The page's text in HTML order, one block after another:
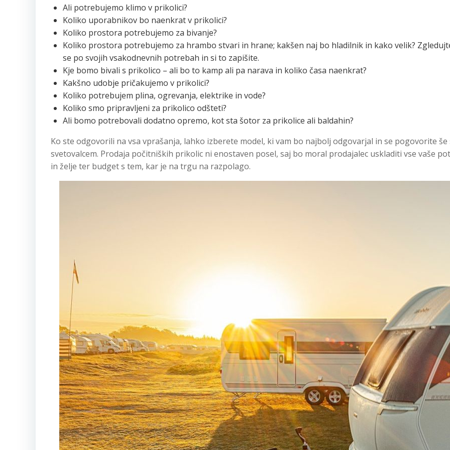
Ali potrebujemo klimo v prikolici?
Koliko uporabnikov bo naenkrat v prikolici?
Koliko prostora potrebujemo za bivanje?
Koliko prostora potrebujemo za hrambo stvari in hrane; kakšen naj bo hladilnik in kako velik?
se po svojih vsakodnevnih potrebah in si to zapišite.
Kje bomo bivali s prikolico – ali bo to kamp ali pa narava in koliko časa naenkrat?
Kakšno udobje pričakujemo v prikolici?
Koliko potrebujem plina, ogrevanja, elektrike in vode?
Koliko smo pripravljeni za prikolico odšteti?
Ali bomo potrebovali dodatno opremo, kot sta šotor za prikolice ali baldahin?
Ko ste odgovorili na vsa vprašanja, lahko izberete model, ki vam bo najbolj odgovarjal in se pogovorite še
svetovalcem. Prodaja počitniških prikolic ni enostaven posel, saj bo moral prodajalec uskladiti vse vaše
in želje ter budget s tem, kar je na trgu na razpolago.